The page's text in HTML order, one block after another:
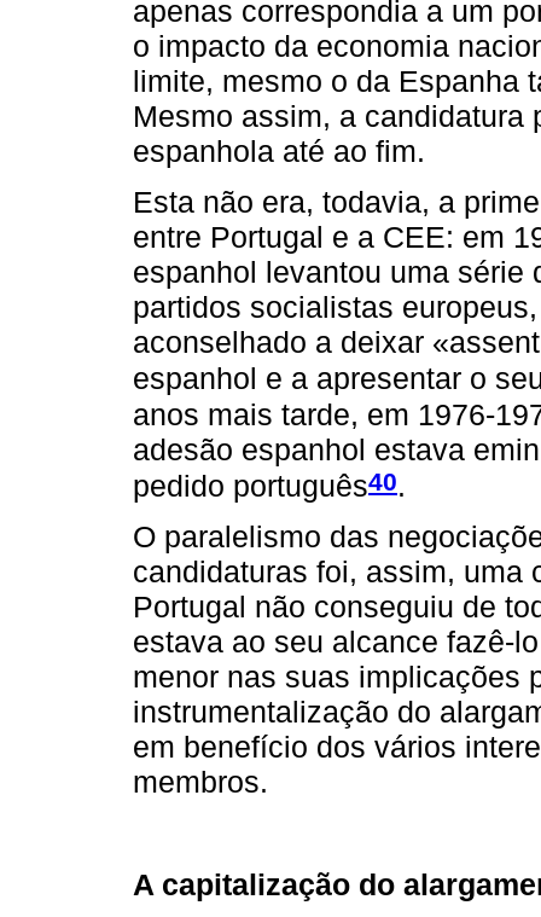
apenas correspondia a um
o impacto da economia
limite, mesmo o da Espanha
Mesmo assim, a candidatura
espanhola até ao fim.
Esta não era, todavia, a
entre Portugal e a CEE: em
espanhol levantou uma série
partidos socialistas
aconselhado a deixar
espanhol e a apresentar o
anos mais tarde, em 1976-
adesão espanhol estava
pedido português40.
O paralelismo das
candidaturas foi, assim, uma
Portugal não conseguiu de
estava ao seu alcance fazê-
menor nas suas implicações
instrumentalização do
em benefício dos vários
membros.
A capitalização do